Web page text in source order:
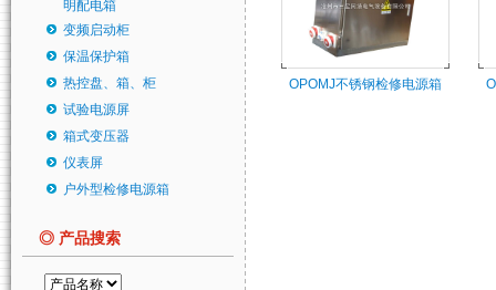
明配电箱
变频启动柜
保温保护箱
热控盘、箱、柜
试验电源屏
箱式变压器
仪表屏
户外型检修电源箱
◎ 产品搜索
OPOMJ不锈钢检修电源箱